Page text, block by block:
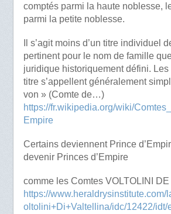
comptés parmi la haute noblesse,
parmi la petite noblesse.
Il s’agit moins d’un titre individuel
pertinent pour le nom de famille
juridique historiquement défini. Les
titre s’appellent généralement
von » (Comte de…)
https://fr.wikipedia.org/wiki/
Empire
Certains deviennent Prince
devenir Princes d’Empire
comme les Comtes VOLTOLINI
https://www.heraldrysinstitute.com/
oltolini+Di+Valtellina/idc/12422/idt/